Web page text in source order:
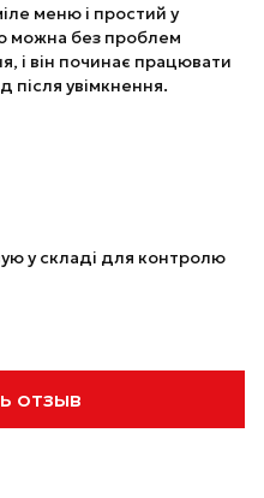
меню і простий у
можна без проблем
і він починає працювати
після увімкнення.
у складі для контролю
отзыв